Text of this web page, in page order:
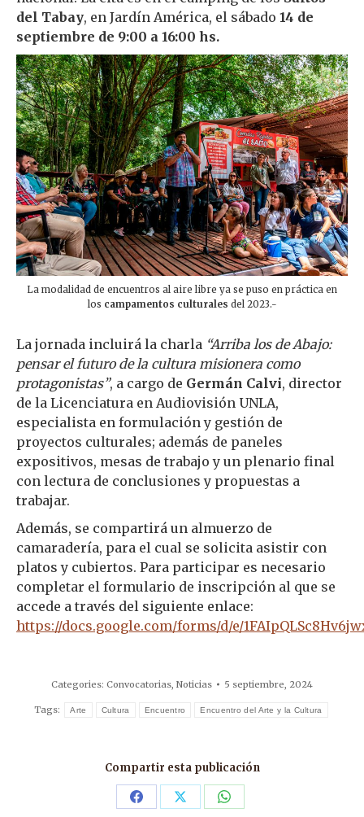
del Tabay, en Jardín América, el sábado 14 de
septiembre de 9:00 a 16:00 hs.
La modalidad de encuentros al aire libre ya se puso en práctica en
los campamentos culturales del 2023.-
La jornada incluirá la charla “Arriba los de Abajo:
pensar el futuro de la cultura misionera como
protagonistas”, a cargo de Germán Calvi, director
de la Licenciatura en Audiovisión UNLA,
especialista en formulación y gestión de
proyectos culturales; además de paneles
expositivos, mesas de trabajo y un plenario final
con lectura de conclusiones y propuestas a
trabajar.
Además, se compartirá un almuerzo de
camaradería, para el cual se solicita asistir con
platos y cubiertos. Para participar es necesario
completar el formulario de inscripción al que se
accede a través del siguiente enlace:
https://docs.google.com/forms/d/e/
Categories: Convocatorias, Noticias 5 septiembre, 2024
Tags: Arte Cultura Encuentro Encuentro del Arte y la Cultura
Compartir esta publicación
Share Share Share